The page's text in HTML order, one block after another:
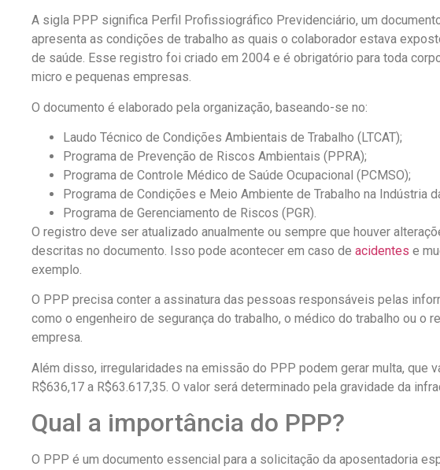
A sigla PPP significa Perfil Profissiográfico Previdenciário, um
apresenta as condições de trabalho as quais o colaborador estava
de saúde. Esse registro foi criado em 2004 e é obrigatório para toda
micro e pequenas empresas.
O documento é elaborado pela organização, baseando-se no:
Laudo Técnico de Condições Ambientais de Trabalho (LTCAT);
Programa de Prevenção de Riscos Ambientais (PPRA);
Programa de Controle Médico de Saúde Ocupacional (PCMSO);
Programa de Condições e Meio Ambiente de Trabalho na Indústria
Programa de Gerenciamento de Riscos (PGR).
O registro deve ser atualizado anualmente ou sempre que houver
descritas no documento. Isso pode acontecer em caso de acidentes e
exemplo.
O PPP precisa conter a assinatura das pessoas responsáveis pelas
como o engenheiro de segurança do trabalho, o médico do trabalho ou o
empresa.
Além disso, irregularidades na emissão do PPP podem gerar multa, que
R$636,17 a R$63.617,35. O valor será determinado pela gravidade da
Qual a importância do PPP?
O PPP é um documento essencial para a solicitação da aposentadoria